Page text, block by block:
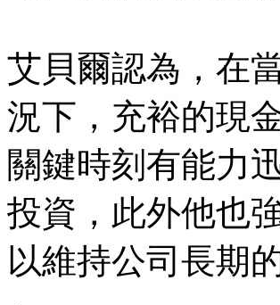
艾貝爾認為，在
況下，充裕的現
關鍵時刻有能力
投資，此外他也
以維持公司長期